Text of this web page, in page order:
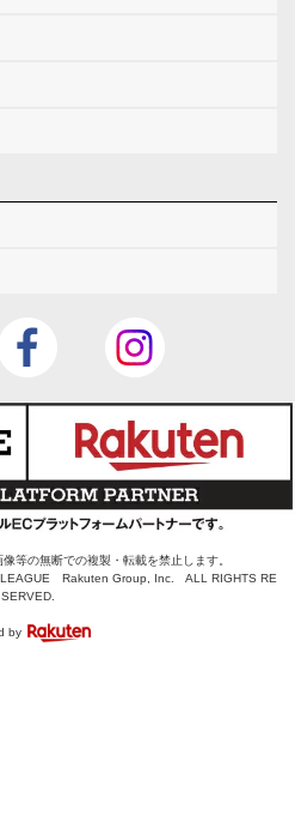
等の無断での複製・転載を禁止します。
LEAGUE Rakuten Group, Inc. ALL RIGHTS RE
SERVED.
by